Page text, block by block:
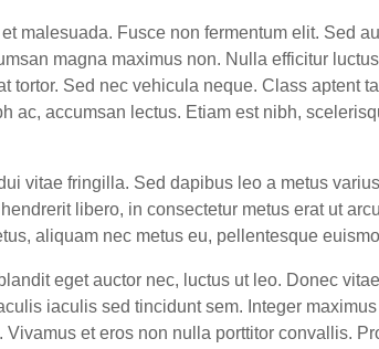
malesuada. Fusce non fermentum elit. Sed
magna maximus non. Nulla efficitur
tortor. Sed nec vehicula neque. Class aptent
ac, accumsan lectus. Etiam est nibh,
vitae fringilla. Sed dapibus leo a metus
libero, in consectetur metus erat ut
aliquam nec metus eu, pellentesque
eget auctor nec, luctus ut leo. Donec
iaculis sed tincidunt sem. Integer
Vivamus et eros non nulla porttitor convallis.